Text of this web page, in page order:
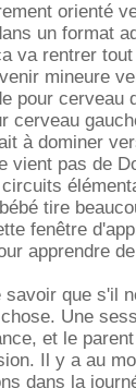
orienté
un format
va rentrer
mineure
pour
cerveau
à dominer
vient pas de
tire
fenêtre
apprendre
que s'il
Une
et le
Il y a au
dans la